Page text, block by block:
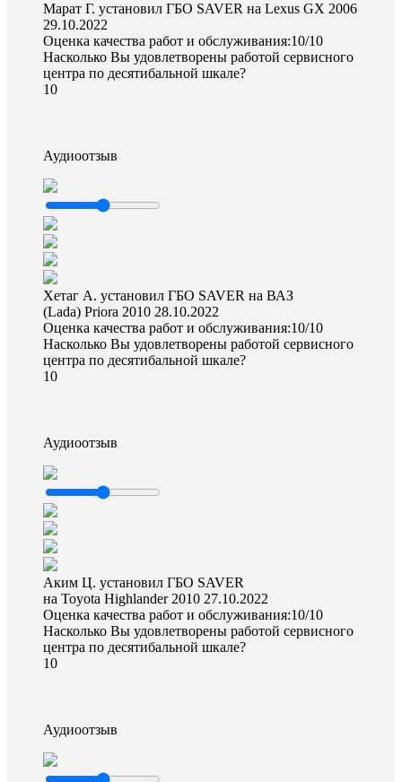
Марат Г. установил ГБО SAVER на Lexus GX 2006
29.10.2022
Оценка качества работ и обслуживания:10/10
Насколько Вы удовлетворены работой сервисного
центра по десятибальной шкале?
10
Аудиоотзыв
Хетаг А. установил ГБО SAVER на ВАЗ
(Lada) Priora 2010 28.10.2022
Оценка качества работ и обслуживания:10/10
Насколько Вы удовлетворены работой сервисного
центра по десятибальной шкале?
10
Аудиоотзыв
Аким Ц. установил ГБО SAVER
на Toyota Highlander 2010 27.10.2022
Оценка качества работ и обслуживания:10/10
Насколько Вы удовлетворены работой сервисного
центра по десятибальной шкале?
10
Аудиоотзыв